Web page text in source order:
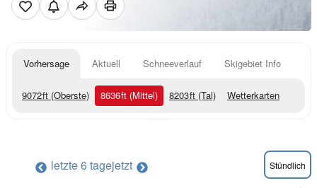
Vorhersage Aktuell Schneeverlauf Skigebiet Info
9072ft (Oberste) 8636ft (Mittel) 8203ft (Tal) Wetterkarten
letzte 6 tagejetzt Stündlich